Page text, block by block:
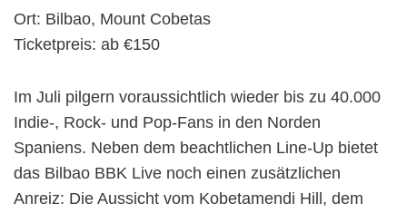
Ort: Bilbao, Mount Cobetas
Ticketpreis: ab €150
Im Juli pilgern voraussichtlich wieder bis zu 40.000
Indie-, Rock- und Pop-Fans in den Norden
Spaniens. Neben dem beachtlichen Line-Up bietet
das Bilbao BBK Live noch einen zusätzlichen
Anreiz: Die Aussicht vom Kobetamendi Hill, dem